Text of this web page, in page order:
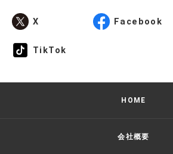
X Facebook
TikTok
HOME
会社概要